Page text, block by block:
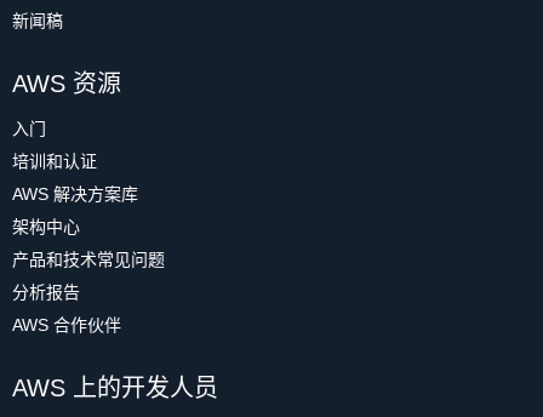
新闻稿
AWS 资源
入门
培训和认证
AWS 解决方案库
架构中心
产品和技术常见问题
分析报告
AWS 合作伙伴
AWS 上的开发人员